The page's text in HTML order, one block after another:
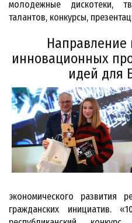
молодежные дискотеки,
талантов, конкурсы,
инновационных
идей для
экономического развития
гражданских инициатив.